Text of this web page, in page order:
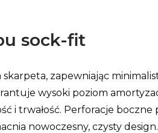
sock-fit
zapewniając
wysoki poziom
i trwałość. Perforacje boczne
nowoczesny, czysty design.